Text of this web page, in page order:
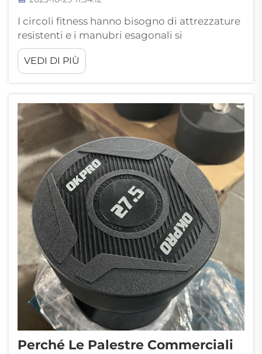
I circoli fitness hanno bisogno di attrezzature
resistenti e i manubri esagonali si
distinguono particolarmente in questa
categoria. A differenza di altri tipi di manubri,
che possono creparsi, piegarsi o deformarsi
sono generalmente realizzati in materiali
durevoli, come ghisa...
VEDI DI PIÙ
Perché Le Palestre Commerciali